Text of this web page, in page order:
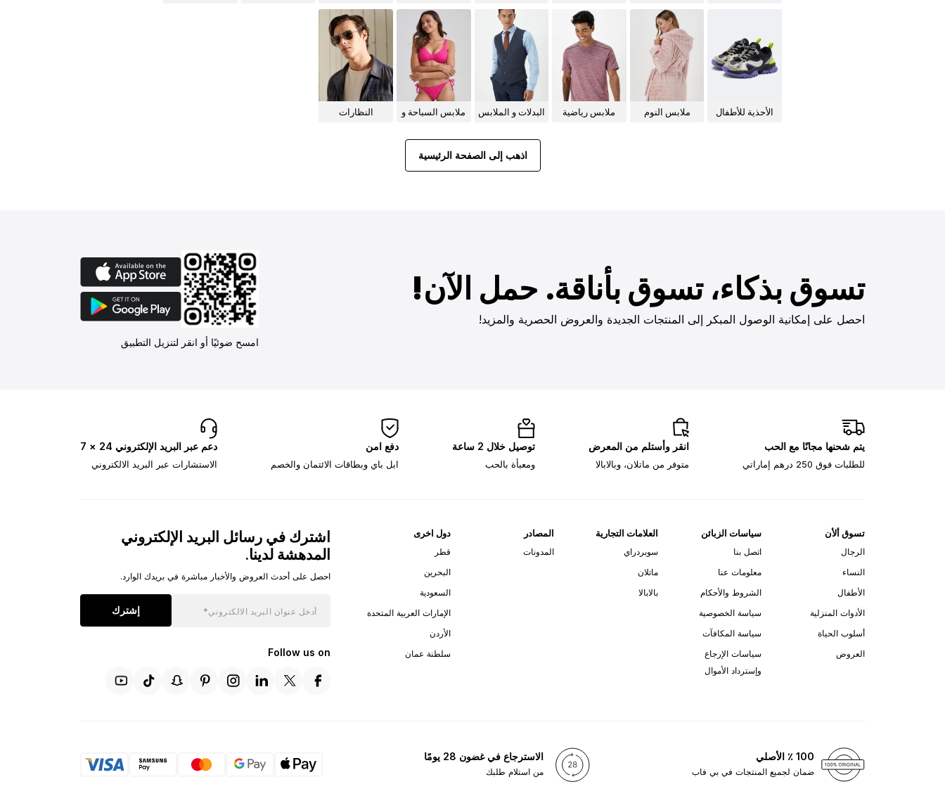
الأحذية للأطفال
ملابس النوم
ملابس رياضية
البدلات و الملابس
ملابس السباحة و
النظارات
اذهب إلى الصفحة الرئيسية
تسوق بذكاء، تسوق بأناقة. حمل الآن!
احصل على إمكانية الوصول المبكر إلى المنتجات الجديدة والعروض الحصرية والمزيد!
امسح ضوئيًا أو انقر لتنزيل التطبيق
يتم شحنها مجانًا مع الحب
للطلبات فوق 250 درهم إماراتي
انقر وأستلم من المعرض
متوفر من ماتلان، وبالابالا
توصيل خلال 2 ساعة
ومعبأة بالحب
دفع امن
ابل باي وبطاقات الائتمان والخصم
دعم عبر البريد الإلكتروني 24 × 7
الاستشارات عبر البريد الالكتروني
تسوق ألأن
الرجال
النساء
الأطفال
الأدوات المنزلية
أسلوب الحياة
العروض
سياسات الزبائن
اتصل بنا
معلومات عنا
الشروط والأحكام
سياسة الخصوصية
سياسة المكافآت
سياسات الإرجاع
وإسترداد الأموال
العلامات التجارية
سوبردراي
ماتلان
بالابالا
المصادر
المدونات
دول اخرى
قطر
البحرين
السعودية
الإمارات العربية المتحدة
الأردن
سلطنة عمان
اشترك في رسائل البريد الإلكتروني
المدهشة لدينا.
احصل على أحدث العروض والأخبار مباشرة في بريدك الوارد.
إشترك
Follow us on
100 ٪ الأصلي
ضمان لجميع المنتجات في بي فاب
الاسترجاع في غضون 28 يومًا
من استلام طلبك